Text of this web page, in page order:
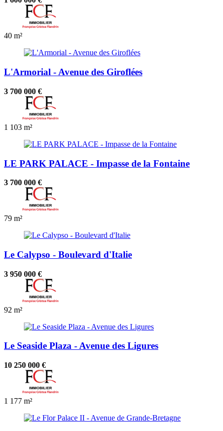
40 m²
L'Armorial - Avenue des Giroflées
3 700 000 €
1 103 m²
LE PARK PALACE - Impasse de la Fontaine
3 700 000 €
79 m²
Le Calypso - Boulevard d'Italie
3 950 000 €
92 m²
Le Seaside Plaza - Avenue des Ligures
10 250 000 €
1 177 m²